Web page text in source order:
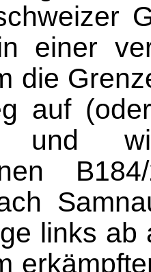
einer
die
auf
und
links ab